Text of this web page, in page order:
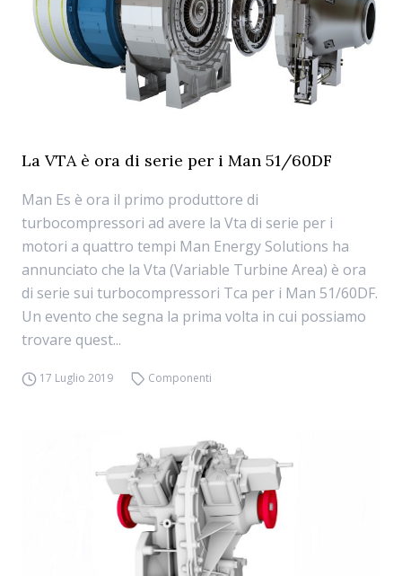
La VTA è ora di serie per i Man 51/60DF
Man Es è ora il primo produttore di
turbocompressori ad avere la Vta di serie per i
motori a quattro tempi Man Energy Solutions ha
annunciato che la Vta (Variable Turbine Area) è ora
di serie sui turbocompressori Tca per i Man 51/60DF.
Un evento che segna la prima volta in cui possiamo
trovare quest...
17 Luglio 2019 Componenti